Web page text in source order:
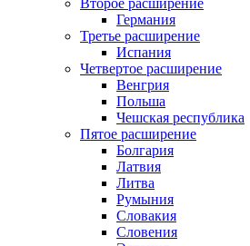
Второе расширение
Германия
Третье расширение
Испания
Четвертое расширение
Венгрия
Польша
Чешская республика
Пятое расширение
Болгария
Латвия
Литва
Румыния
Словакия
Словения